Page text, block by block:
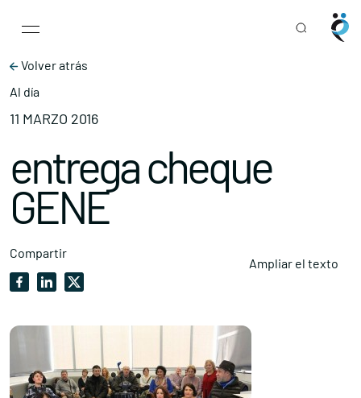
Main Navigation
Volver atrás
Al día
11 MARZO 2016
entrega cheque
GENE
Compartir
Ampliar el texto